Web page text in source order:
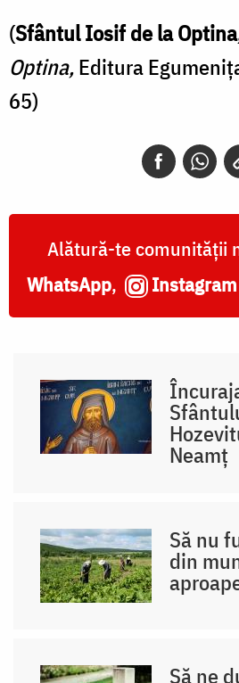
(Sfântul Iosif de la
Optina,Editura
65)
Alătură-te comunității
WhatsApp, Instagram
Neamț
Să nu
din
Să ne